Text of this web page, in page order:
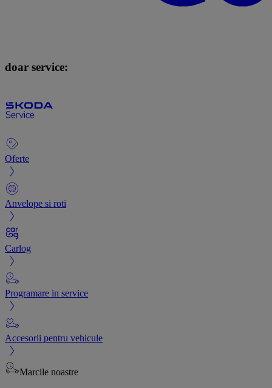
doar service:
Oferte
Anvelope si roti
Carlog
Programare in service
Accesorii pentru vehicule
Marcile noastre